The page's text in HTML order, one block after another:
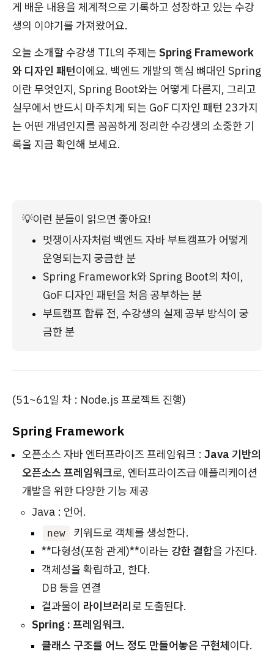
게 배운 내용을 체계적으로 기록하고 성장하고 있는 수강
생의 이야기를 가져왔어요.
오늘 소개할 수강생 TIL의 주제는 Spring Framework
와 디자인 패턴이에요. 백엔드 개발의 핵심 뼈대인 Spring
이란 무엇인지, Spring Boot와는 어떻게 다른지, 그리고
실무에서 반드시 마주치게 되는 GoF 디자인 패턴 23가지
는 어떤 개념인지를 꼼꼼하게 정리한 수강생의 소중한 기
록을 지금 확인해 보세요.
💡이런 분들이 읽으면 좋아요!
멋쟁이사자처럼 백엔드 자바 부트캠프가 어떻게
운영되는지 궁금한 분
Spring Framework와 Spring Boot의 차이,
GoF 디자인 패턴을 처음 공부하는 분
부트캠프 합류 전, 수강생의 실제 공부 방식이 궁
금한 분
(51~61일 차 : Node.js 프로젝트 진행)
Spring Framework
오픈소스 자바 엔터프라이즈 프레임워크 : Java 기반의
오픈소스 프레임워크로, 엔터프라이즈급 애플리케이션
개발을 위한 다양한 기능 제공
Java : 언어.
new
키워드로 객체를 생성한다.
**다형성(포함 관계)**이라는 강한 결합을 가진다.
객체성을 확립하고, 한다.
DB 등을 연결
결과물이 라이브러리로 도출된다.
Spring : 프레임워크.
클래스 구조를 어느 정도 만들어놓은 구현체이다.